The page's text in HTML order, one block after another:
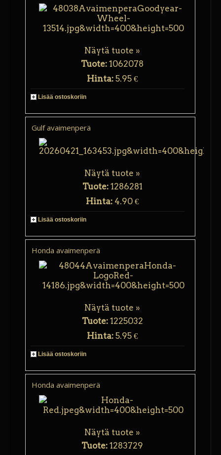
Näytä tuote »
Tuote:1062078
Hinta: 5.95 €
Lisää ostoskoriin
Gulf avaimenperä
Näytä tuote »
Tuote: 1286281
Hinta: 4.90 €
Lisää ostoskoriin
Honda avaimenperä
Näytä tuote »
Tuote: 1225032
Hinta: 5.95 €
Lisää ostoskoriin
Honda avaimenperä
Näytä tuote »
Tuote:1283729